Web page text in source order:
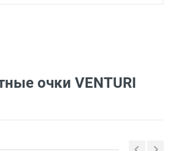
очки VENTURI